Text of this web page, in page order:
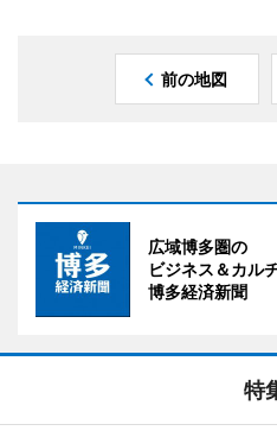
前の地図
広域博多圏の
ビジネス＆カル
博多経済新聞
特